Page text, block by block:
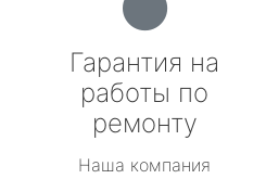
Гарантия на
работы по
ремонту
Наша компания